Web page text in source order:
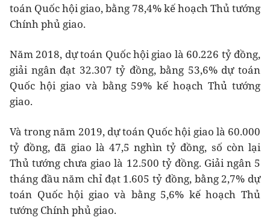
toán Quốc hội giao, bằng 78,4% kế hoạch Thủ tướng
Chính phủ giao.
Năm 2018, dự toán Quốc hội giao là 60.226 tỷ đồng,
giải ngân đạt 32.307 tỷ đồng, bằng 53,6% dự toán
Quốc hội giao và bằng 59% kế hoạch Thủ tướng
giao.
Và trong năm 2019, dự toán Quốc hội giao là 60.000
tỷ đồng, đã giao là 47,5 nghìn tỷ đồng, số còn lại
Thủ tướng chưa giao là 12.500 tỷ đồng. Giải ngân 5
tháng đầu năm chỉ đạt 1.605 tỷ đồng, bằng 2,7% dự
toán Quốc hội giao và bằng 5,6% kế hoạch Thủ
tướng Chính phủ giao.